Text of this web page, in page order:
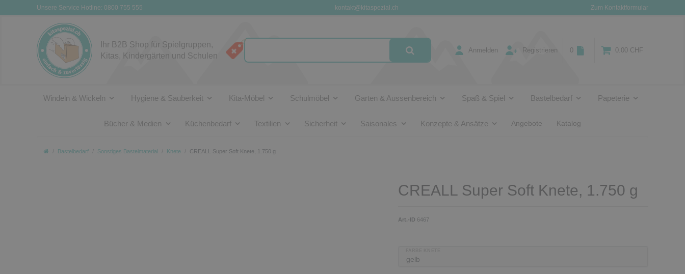
Unsere Service Hotline: 0800 755 555 kontakt@kitaspezial.ch Zum Kontaktformular
Ihr B2B Shop für Spielgruppen,
Kitas, Kindergärten und Schulen
Anmelden Registrieren 0 0.00 CHF
Windeln & Wickeln Hygiene & Sauberkeit Kita-Möbel Schulmöbel Garten & Aussenbereich Spaß & Spiel Bastelbedarf Papeterie
Bücher & Medien Küchenbedarf Textilien Sicherheit Saisonales Konzepte & Ansätze Angebote Katalog
Bastelbedarf Sonstiges Bastelmaterial Knete CREALL Super Soft Knete, 1.750 g
CREALL Super Soft Knete, 1.750 g
Art.-ID 6467